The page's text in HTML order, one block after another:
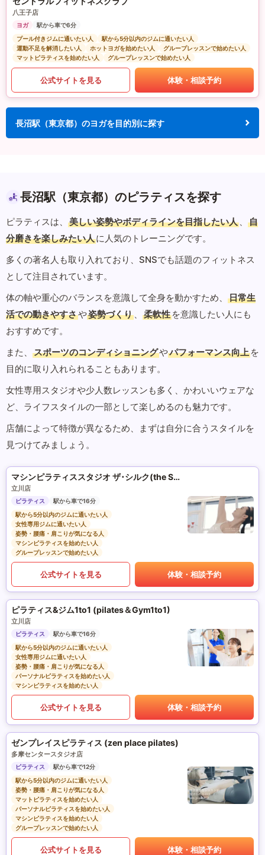
八王子店
ヨガ
駅から車で6分
プール付きジムに通いたい人
駅から5分以内のジムに通いたい人
運動不足を解消したい人
ホットヨガを始めたい人
グループレッスンで始めたい人
マットピラティスを始めたい人
グループレッスンで始めたい人
公式サイトを見る 体験・相談予約
長沼駅（東京都）のヨガを目的別に探す
長沼駅（東京都）のピラティスを探す
ピラティスは、 美しい姿勢やボディラインを目指したい人 、
自
分磨きを楽しみたい人に人気のトレーニングです。
多くの著名人も取り入れており、SNSでも話題のフィットネス
として注目されています。
体の軸や重心のバランスを意識して全身を動かすため、
日常生
活での動きやすさや姿勢づくり 、 柔軟性 を意識したい人にも
おすすめです。
また、
スポーツのコンディショニングやパフォーマンス向上 を
目的に取り入れられることもあります。
女性専用スタジオや少人数レッスンも多く、かわいいウェアな
ど、ライフスタイルの一部として楽しめるのも魅力です。
店舗によって特徴が異なるため、まずは自分に合うスタイルを
見つけてみましょう。
マシンピラティススタジオ ザ･シルク(the SILK)
立川店
ピラティス
駅から車で16分
駅から5分以内のジムに通いたい人
女性専用ジムに通いたい人
姿勢・腰痛・肩こりが気になる人
マシンピラティスを始めたい人
グループレッスンで始めたい人
公式サイトを見る 体験・相談予約
ピラティス&ジム1to1 (pilates＆Gym1to1)
立川店
ピラティス
駅から車で16分
駅から5分以内のジムに通いたい人
女性専用ジムに通いたい人
姿勢・腰痛・肩こりが気になる人
パーソナルピラティスを始めたい人
マシンピラティスを始めたい人
公式サイトを見る 体験・相談予約
ゼンプレイスピラティス (zen place pilates)
多摩センタースタジオ店
ピラティス
駅から車で12分
駅から5分以内のジムに通いたい人
姿勢・腰痛・肩こりが気になる人
マットピラティスを始めたい人
パーソナルピラティスを始めたい人
マシンピラティスを始めたい人
グループレッスンで始めたい人
公式サイトを見る 体験・相談予約